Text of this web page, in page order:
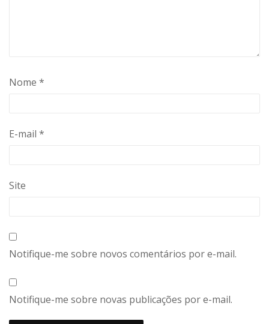
Nome *
E-mail *
Site
Notifique-me sobre novos comentários por e-mail.
Notifique-me sobre novas publicações por e-mail.